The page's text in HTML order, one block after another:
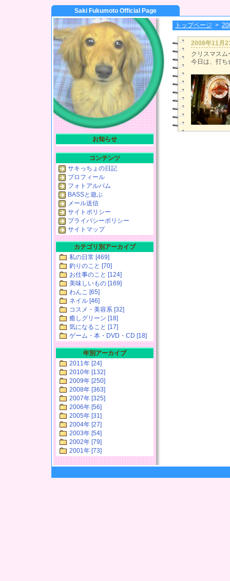
Saki Fukumoto Official Page
トップページ >
2008年11月
クリスマス
今日は、打ち
お知らせ
コンテンツ
サキっちょの日記
プロフィール
フォトアルバム
BASSと遊ぶ
メール送信
サイトポリシー
プライバシーポリシー
サイトマップ
カテゴリ別アーカイブ
私の日常 [469]
釣りのこと [70]
お仕事のこと [124]
美味しいもの [169]
わんこ [65]
ネイル [46]
コスメ・美容系 [32]
癒しグリーン [18]
気になること [17]
ゲーム・本・DVD・CD [18]
年別アーカイブ
2011年 [24]
2010年 [132]
2009年 [250]
2008年 [363]
2007年 [325]
2006年 [56]
2005年 [31]
2004年 [27]
2003年 [54]
2002年 [79]
2001年 [73]